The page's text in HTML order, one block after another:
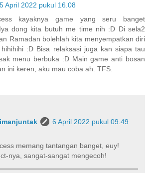
5 April 2022 pukul 16.08
kayaknya game yang seru banget
dong kita butuh me time nih :D Di sela2
Ramadan bolehlah kita menyempatkan diri
:D Bisa relaksasi juga kan siapa tau
menu berbuka :D Main game anti bosan
ini keren, aku mau coba ah. TFS.
6 April 2022 pukul 09.49
memang tantangan banget, euy!
nya, sangat-sangat mengecoh!